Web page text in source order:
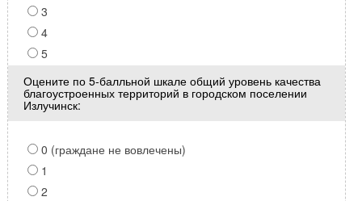
3
4
5
Оцените по 5-балльной шкале общий уровень качества
благоустроенных территорий в городском поселении
Излучинск:
0 (граждане не вовлечены)
1
2